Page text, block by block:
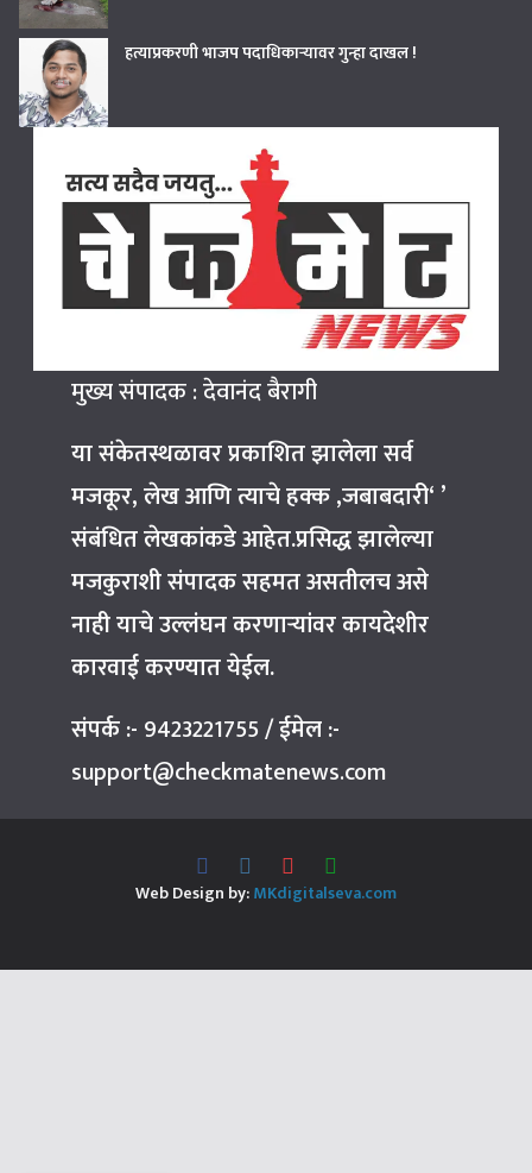
हत्याप्रकरणी भाजप पदाधिकाऱ्यावर गुन्हा दाखल !
मुख्य संपादक : देवानंद बैरागी
या संकेतस्थळावर प्रकाशित झालेला सर्व
मजकूर, लेख आणि त्याचे हक्क ,जबाबदारी‘ ’
संबंधित लेखकांकडे आहेत.प्रसिद्ध झालेल्या
मजकुराशी संपादक सहमत असतीलच असे
नाही याचे उल्लंघन करणाऱ्यांवर कायदेशीर
कारवाई करण्यात येईल.
संपर्क :- 9423221755/ईमेल :-
support@checkmatenews.com
Web Design by:MKdigitalseva.com